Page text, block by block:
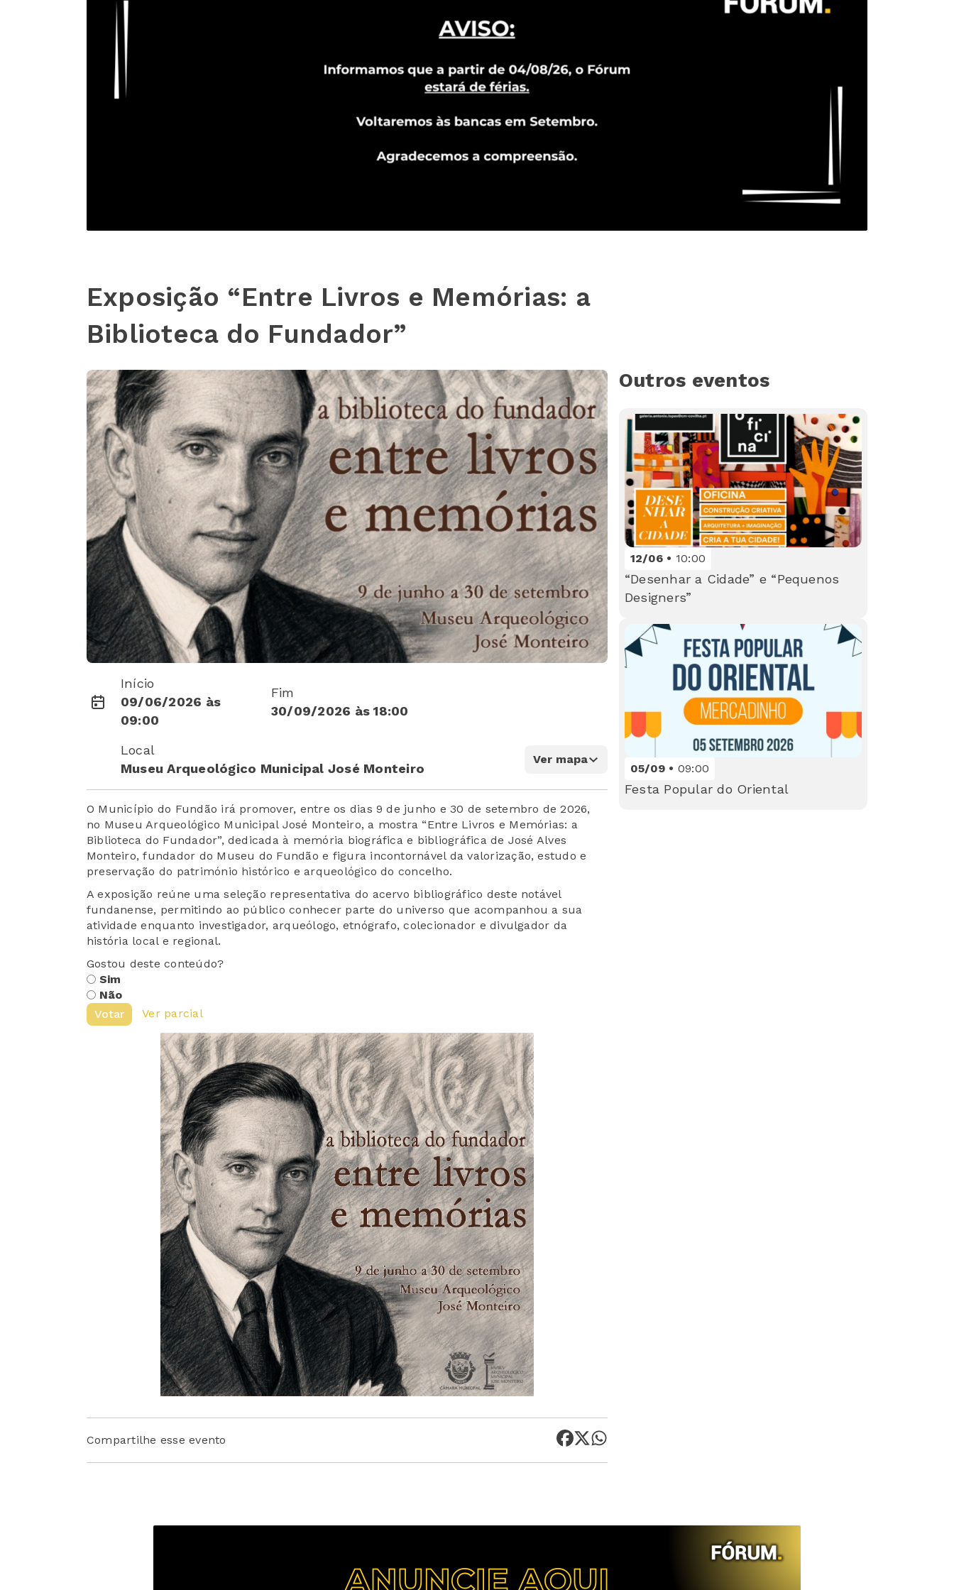
Exposição “Entre Livros e Memórias: a
Biblioteca do Fundador”
Início
09/06/2026 às
09:00
Fim
30/09/2026 às 18:00
Local
Museu Arqueológico Municipal José Monteiro
Ver mapa
O Município do Fundão irá promover, entre os dias 9 de junho e 30 de setembro de 2026,
no Museu Arqueológico Municipal José Monteiro, a mostra “Entre Livros e Memórias: a
Biblioteca do Fundador”, dedicada à memória biográfica e bibliográfica de José Alves
Monteiro, fundador do Museu do Fundão e figura incontornável da valorização, estudo e
preservação do património histórico e arqueológico do concelho.
A exposição reúne uma seleção representativa do acervo bibliográfico deste notável
fundanense, permitindo ao público conhecer parte do universo que acompanhou a sua
atividade enquanto investigador, arqueólogo, etnógrafo, colecionador e divulgador da
história local e regional.
Gostou deste conteúdo?
Sim
Não
Votar
Ver parcial
Outros eventos
12/06 10:00
“Desenhar a Cidade” e “Pequenos
Designers”
05/09 09:00
Festa Popular do Oriental
Compartilhe esse evento